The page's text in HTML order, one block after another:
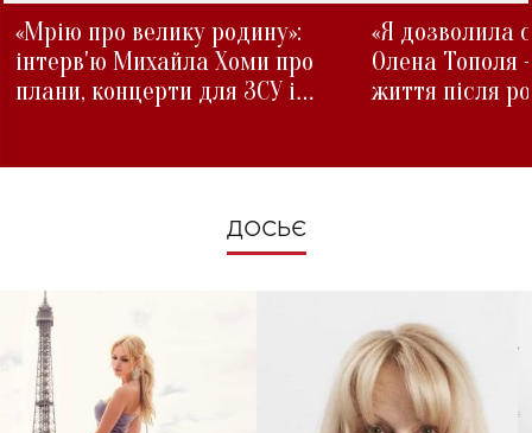
«Мрію про велику родину»:
інтерв'ю Михайла Хоми про
плани, концерти для ЗСУ і
«Я дозволила
Олена Тополя
життя після
ДОСЬЄ